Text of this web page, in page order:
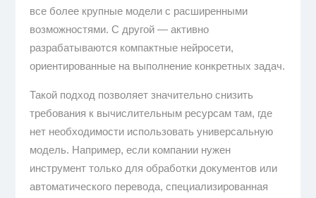
все более крупные модели с расширенными
возможностями. С другой — активно
разрабатываются компактные нейросети,
ориентированные на выполнение конкретных задач.
Такой подход позволяет значительно снизить
требования к вычислительным ресурсам там, где
нет необходимости использовать универсальную
модель. Например, если компании нужен
инструмент только для обработки документов или
автоматического перевода, специализированная